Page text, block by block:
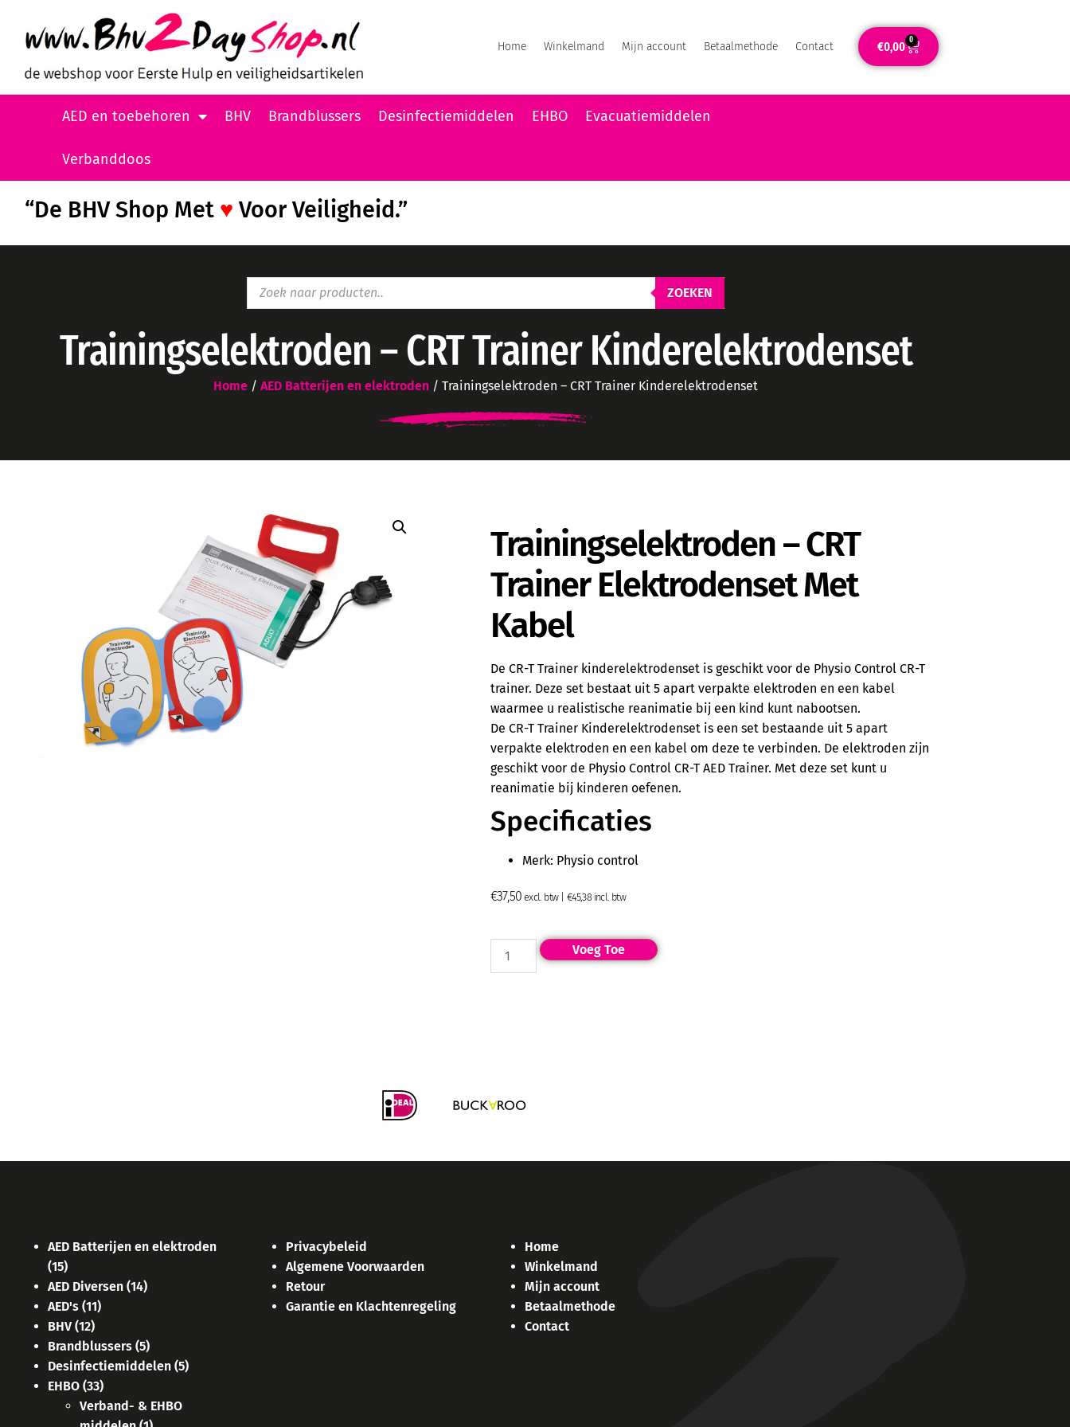
Home Winkelmand Mijn account Betaalmethode Contact €0,00 0
AED en toebehoren BHV Brandblussers Desinfectiemiddelen EHBO Evacuatiemiddelen
Verbanddoos
“De BHV Shop Met ♥ Voor Veiligheid.”
ZOEKEN
Trainingselektroden – CRT Trainer Kinderelektrodenset
Home / AED Batterijen en elektroden / Trainingselektroden – CRT Trainer Kinderelektrodenset
Trainingselektroden – CRT
Trainer Elektrodenset Met
Kabel
De CR-T Trainer kinderelektrodenset is geschikt voor de Physio Control CR-T
trainer. Deze set bestaat uit 5 apart verpakte elektroden en een kabel
waarmee u realistische reanimatie bij een kind kunt nabootsen.
De CR-T Trainer Kinderelektrodenset is een set bestaande uit 5 apart
verpakte elektroden en een kabel om deze te verbinden. De elektroden zijn
geschikt voor de Physio Control CR-T AED Trainer. Met deze set kunt u
reanimatie bij kinderen oefenen.
Specificaties
Merk: Physio control
€37,50 excl. btw | €45,38incl. btw
Voeg Toe
AED Batterijen en elektroden
(15)
AED Diversen (14)
AED's (11)
BHV (12)
Brandblussers (5)
Desinfectiemiddelen (5)
EHBO (33)
Verband- & EHBO
Privacybeleid
Algemene Voorwaarden
Retour
Garantie en Klachtenregeling
Home
Winkelmand
Mijn account
Betaalmethode
Contact